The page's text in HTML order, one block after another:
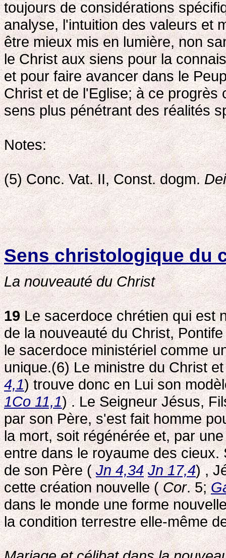
toujours de considérations
analyse, l'intuition des valeurs et
être mieux mis en lumière, non
le Christ aux siens pour la
et pour faire avancer dans le
Christ et de l'Eglise; à ce
sens plus pénétrant des réalités
Notes:
(5) Conc. Vat. II, Const. dogm.
Sens christologique du
La nouveauté du Christ
19Le sacerdoce chrétien qui est
de la nouveauté du Christ,
le sacerdoce ministériel comme
unique.(6) Le ministre du Christ
4,1) trouve donc en Lui son
1Co 11,1) . Le Seigneur Jésus,
par son Père, s'est fait homme
la mort, soit régénérée et, par
entre dans le royaume des
de son Père (Jn 4,34 Jn 17,4) ,
cette création nouvelle (Cor. 5;
dans le monde une forme
la condition terrestre elle-même